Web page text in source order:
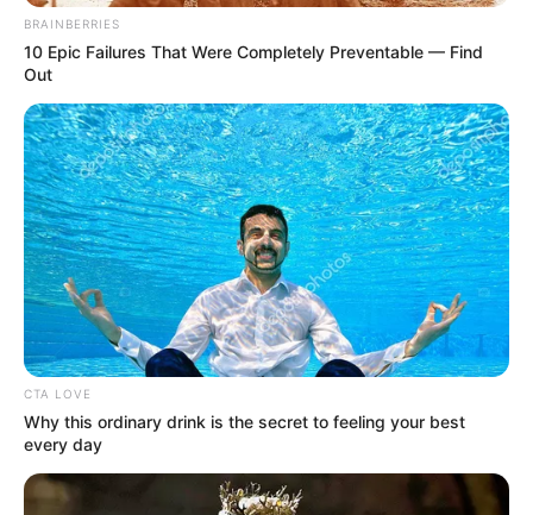
BRAINBERRIES
10 Epic Failures That Were Completely Preventable — Find
Out
CTA LOVE
Why this ordinary drink is the secret to feeling your best
every day